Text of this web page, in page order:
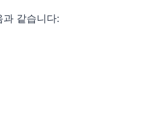
과 같습니다: